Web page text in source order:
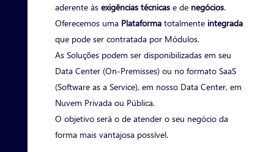
aderente às exigências técnicase de negócios.
Oferecemos uma Plataformatotalmente integrada
que pode ser contratada por Módulos.
As Soluções podem ser disponibilizadas em seu
Data Center (On-Premisses) ou no formato SaaS
(Software as a Service), em nosso Data Center, em
Nuvem Privada ou Pública.
O objetivo será o de atender o seu negócio da
forma mais vantajosa possível.